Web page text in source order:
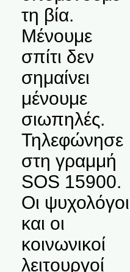
τη βία.
Μένουμε
σπίτι δεν
σημαίνει
μένουμε
σιωπηλές.
Τηλεφώνησε
στη γραμμή
SOS 15900.
Οι ψυχολόγοι
και οι
κοινωνικοί
λειτουργοί